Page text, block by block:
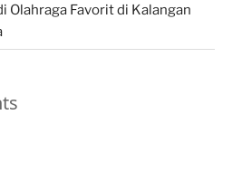
Olahraga Favorit di Kalangan